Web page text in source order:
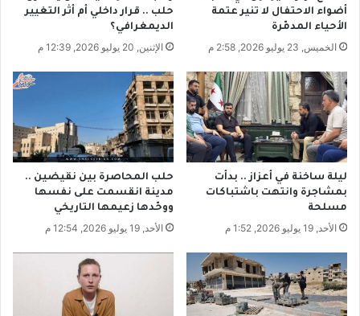
ب
س
ل
ت
ا
ج
ر
م
ي
ن
ب
ي
ح
د
ر
ب
ح
ص
ا
ي
ة
ا
ل
ع
ر
ب
ي
ة
ف
ي
ي
ر
و
أضواء الاحتفال لا تنير عتمة
الأحياء المدمّرة
الخميس, 23 يوليو 2026, 2:58 م
حلب .. قرار داخلي أم أثر التغيير
الديمغرافي؟
الإثنين, 20 يوليو 2026, 12:39 م
ليلة ساخنة في أعزاز .. بدأت
بمشاجرة وانتهت باشتباكات
مسلحة
الأحد, 19 يوليو 2026, 1:52 م
حلب المحاصرة بين نقيضين ..
مدينة انقسمت على نفسها
ووحّدها زعيمها التاريخي
الأحد, 19 يوليو 2026, 12:54 م